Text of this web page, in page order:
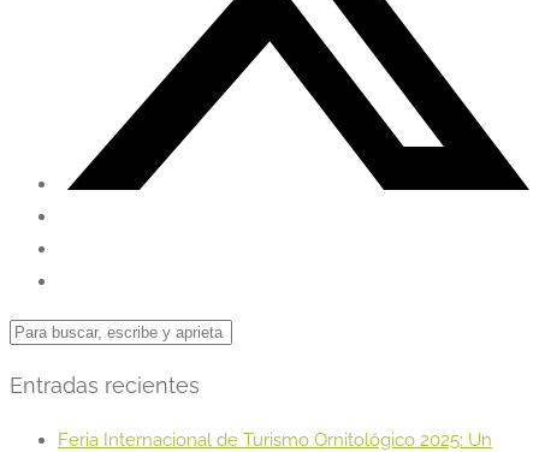
Entradas recientes
Feria Internacional de Turismo Ornitológico 2025: Un